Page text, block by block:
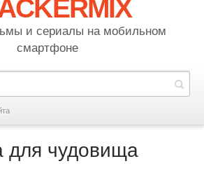
и сериалы на мобильном
смартфоне
для чудовища